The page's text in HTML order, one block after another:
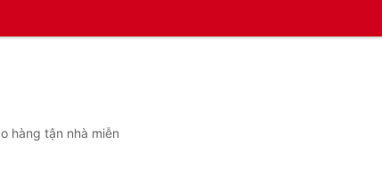
hàng tận nhà miễn